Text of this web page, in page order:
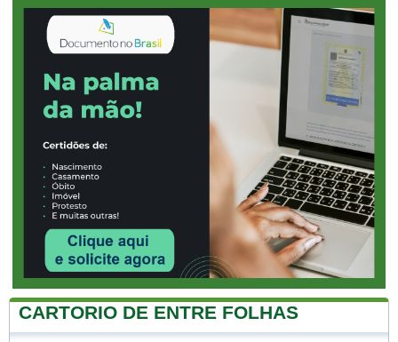
CARTORIO DE ENTRE FOLHAS